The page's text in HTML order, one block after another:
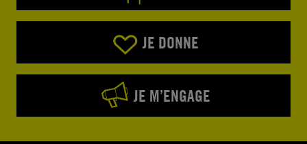
JE DONNE
JE M’ENGAGE